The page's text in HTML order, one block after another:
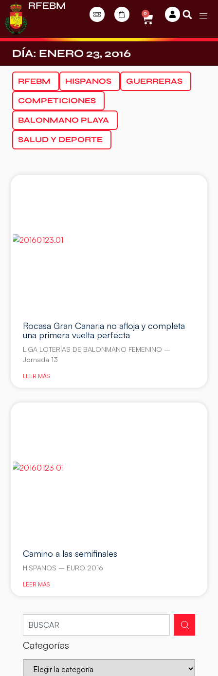
RFEBM
0
DÍA: ENERO 23, 2016
RFEBM HISPANOS GUERRERAS
COMPETICIONES
BALONMANO PLAYA
SALUD Y DEPORTE
Rocasa Gran Canaria no afloja y completa
una primera vuelta perfecta
LIGA LOTERÍAS DE BALONMANO FEMENINO –
Jornada 13
LEER MÁS
Camino a las semifinales
HISPANOS – EURO 2016
LEER MÁS
Categorías